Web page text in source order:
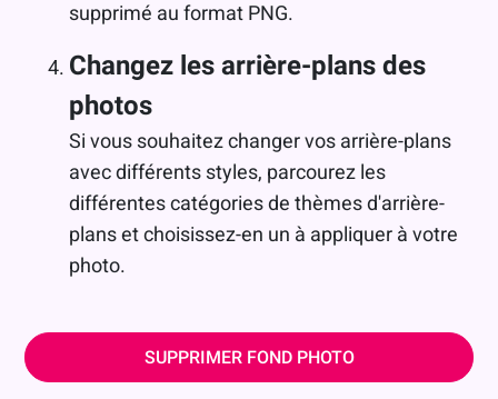
supprimé au format PNG.
Changez les arrière-plans des
photos
Si vous souhaitez changer vos arrière-plans
avec différents styles, parcourez les
différentes catégories de thèmes d'arrière-
plans et choisissez-en un à appliquer à votre
photo.
SUPPRIMER FOND PHOTO